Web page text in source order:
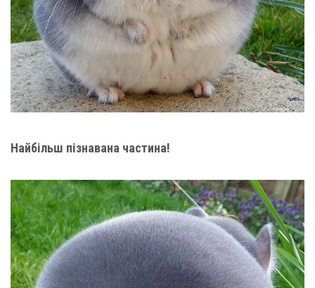
Найбільш пізнавана частина!